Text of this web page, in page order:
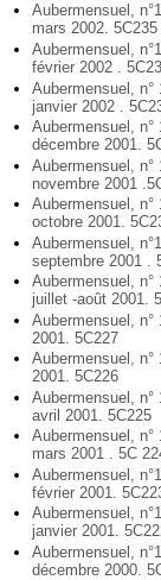
Aubermensuel,
mars 2002. 5C235
Aubermensuel,
février 2002 .
Aubermensuel, n°
janvier 2002 .
Aubermensuel, n°
décembre 2001.
Aubermensuel, n°
novembre 2001
Aubermensuel, n°
octobre 2001.
Aubermensuel,
septembre 2001 .
Aubermensuel, n°
juillet -août 2001.
Aubermensuel, n°
2001. 5C227
Aubermensuel, n°
2001. 5C226
Aubermensuel, n°
avril 2001. 5C225
Aubermensuel, n°
mars 2001 . 5C
Aubermensuel,
février 2001.
Aubermensuel,
janvier 2001.
Aubermensuel,
décembre 2000.